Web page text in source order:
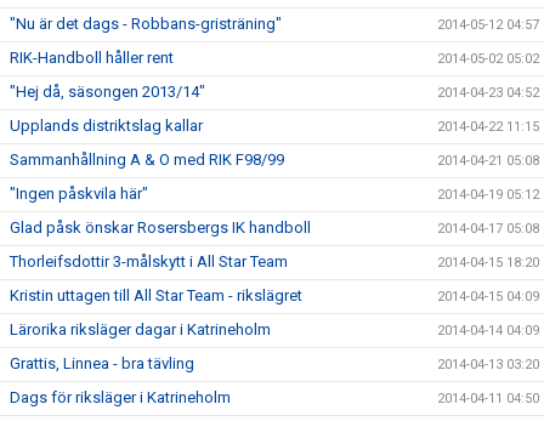
"Nu är det dags - Robbans-gristräning" 2014-05-12 04:57
RIK-Handboll håller rent 2014-05-02 05:02
"Hej då, säsongen 2013/14" 2014-04-23 04:52
Upplands distriktslag kallar 2014-04-22 11:15
Sammanhållning A & O med RIK F98/99 2014-04-21 05:08
"Ingen påskvila här" 2014-04-19 05:12
Glad påsk önskar Rosersbergs IK handboll 2014-04-17 05:08
Thorleifsdottir 3-målskytt i All Star Team 2014-04-15 18:20
Kristin uttagen till All Star Team - rikslägret 2014-04-15 04:09
Lärorika riksläger dagar i Katrineholm 2014-04-14 04:09
Grattis, Linnea - bra tävling 2014-04-13 03:20
Dags för riksläger i Katrineholm 2014-04-11 04:50